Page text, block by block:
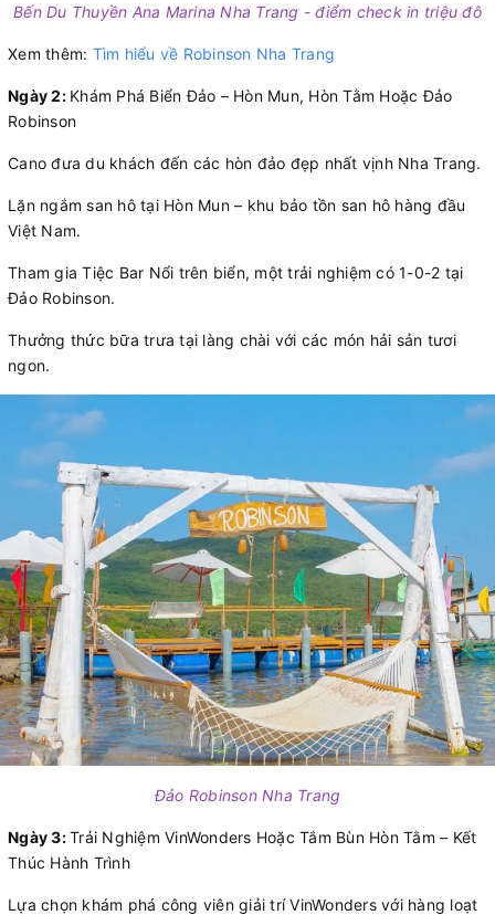
Bến Du Thuyền Ana Marina Nha Trang - điểm check in triệu đô
Xem thêm: Tìm hiểu về Robinson Nha Trang
Ngày 2: Khám Phá Biển Đảo – Hòn Mun, Hòn Tằm Hoặc Đảo
Robinson
Cano đưa du khách đến các hòn đảo đẹp nhất vịnh Nha Trang.
Lặn ngắm san hô tại Hòn Mun – khu bảo tồn san hô hàng đầu
Việt Nam.
Tham gia Tiệc Bar Nổi trên biển, một trải nghiệm có 1-0-2 tại
Đảo Robinson.
Thưởng thức bữa trưa tại làng chài với các món hải sản tươi
ngon.
Đảo Robinson Nha Trang
Ngày 3:Trải Nghiệm VinWonders Hoặc Tắm Bùn Hòn Tằm – Kết
Thúc Hành Trình
Lựa chọn khám phá công viên giải trí VinWonders với hàng loạt